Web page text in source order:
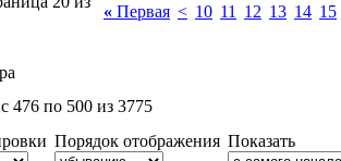
« Первая < 10 11 12 13 14 15
476 по 500 из 3775
Порядок отображения Показать